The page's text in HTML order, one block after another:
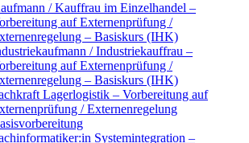
/ Kauffrau im Einzelhandel –
auf Externenprüfung /
– Basiskurs (IHK)
/ Industriekauffrau –
auf Externenprüfung /
– Basiskurs (IHK)
Lagerlogistik – Vorbereitung auf
/ Externenregelung
Systemintegration –